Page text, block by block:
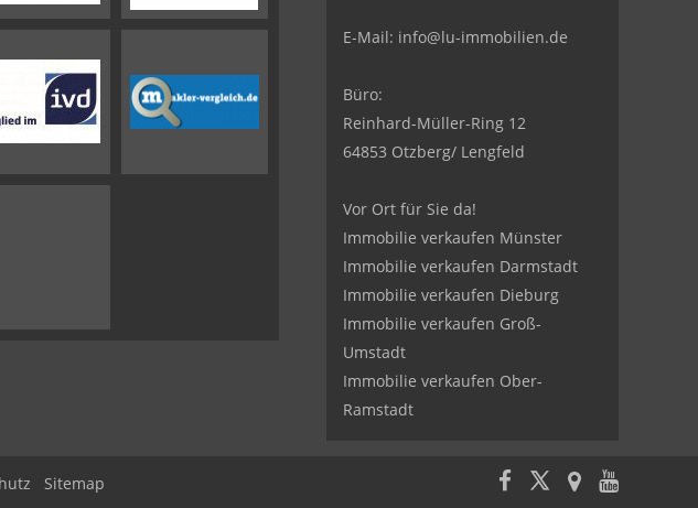
E-Mail: info@lu-immobilien.de
Büro:
Reinhard-Müller-Ring 12
64853 Otzberg/ Lengfeld
Vor Ort für Sie da!
Immobilie verkaufen Münster
Immobilie verkaufen Darmstadt
Immobilie verkaufen Dieburg
Immobilie verkaufen Groß-
Umstadt
Immobilie verkaufen Ober-
Ramstadt
Sitemap